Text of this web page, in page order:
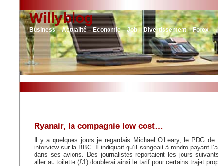
Willyblog
Business – Actualité – Economie – Job – Divertissement – Forex
Ryanair, la compagnie low cost…
Il y a quelques jours je regardais Michael O’Leary, le PDG de
interview sur la BBC. Il indiquait qu’il songeait à rendre payant
dans ses avions. Des journalistes reportaient les jours
aller au toilette (£1) doublerai ainsi le tarif pour certains trajet